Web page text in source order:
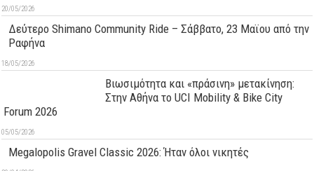
20/05/2026
Δεύτερo Shimano Community Ride – Σάββατο, 23 Μαϊου από την
Ραφήνα
18/05/2026
Βιωσιμότητα και «πράσινη» μετακίνηση:
Στην Αθήνα το UCI Mobility & Bike City
Forum 2026
05/05/2026
Megalopolis Gravel Classic 2026: Ήταν όλοι νικητές